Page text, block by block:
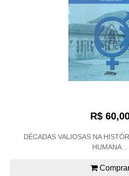
R$
DÉCADAS VALIOSAS NA
HUMANA...